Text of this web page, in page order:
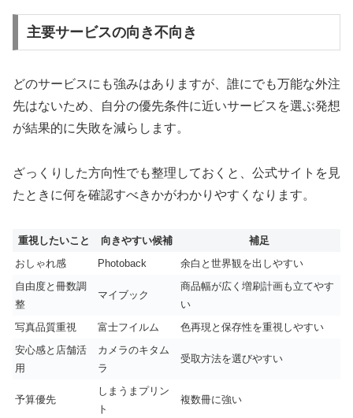
主要サービスの向き不向き
どのサービスにも強みはありますが、誰にでも万能な外注
先はないため、自分の優先条件に近いサービスを選ぶ発想
が結果的に失敗を減らします。
ざっくりした方向性でも整理しておくと、公式サイトを見
たときに何を確認すべきかがわかりやすくなります。
重視したいこと 向きやすい候補
補足
おしゃれ感
Photoback
余白と世界観を出しやすい
自由度と冊数調
整
マイブック
商品幅が広く増刷計画も立てやす
い
写真品質重視
富士フイルム
色再現と保存性を重視しやすい
安心感と店舗活
用
カメラのキタム
ラ
受取方法を選びやすい
予算優先
しまうまプリン
ト
複数冊に強い